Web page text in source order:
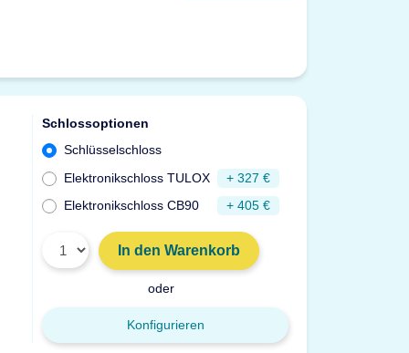
Schlossoptionen
Schlüsselschloss
Elektronikschloss TULOX
+ 327 €
Elektronikschloss CB90
+ 405 €
In den Warenkorb
oder
Konfigurieren